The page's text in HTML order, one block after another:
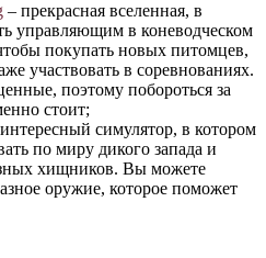
– прекрасная вселенная, в
управляющим в коневодческом
покупать новых питомцев,
участвовать в соревнованиях.
поэтому побороться за
стоит;
симулятор, в котором
по миру дикого запада и
хищников. Вы можете
оружие, которое поможет